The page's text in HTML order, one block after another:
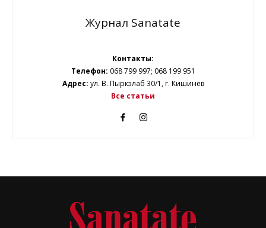
Журнал Sanatate
Контакты:
Телефон: 068 799 997; 068 199 951
Адрес: ул. В. Пыркэлаб 30/1, г. Кишинев
Все статьи